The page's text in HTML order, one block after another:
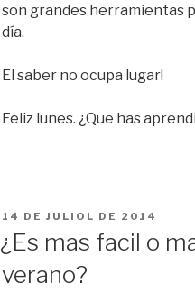
son grandes herramientas
día.
El saber no ocupa lugar!
Feliz lunes. ¿Que has
PUBLICAT
14 DE JULIOL DE 2014
¿Es mas facil o
verano?